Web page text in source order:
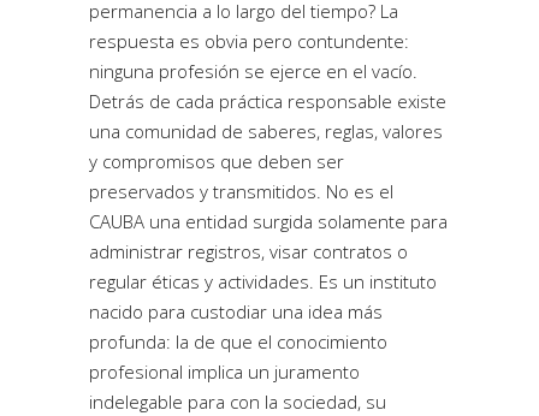
permanencia a lo largo del tiempo? La
respuesta es obvia pero contundente:
ninguna profesión se ejerce en el vacío.
Detrás de cada práctica responsable existe
una comunidad de saberes, reglas, valores
y compromisos que deben ser
preservados y transmitidos. No es el
CAUBA una entidad surgida solamente para
administrar registros, visar contratos o
regular éticas y actividades. Es un instituto
nacido para custodiar una idea más
profunda: la de que el conocimiento
profesional implica un juramento
indelegable para con la sociedad, su